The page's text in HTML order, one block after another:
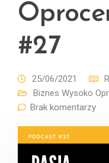
#27
25/06/2021
Biznes Wysoko
Brak komentarzy